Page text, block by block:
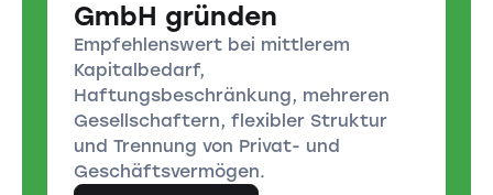
GmbH gründen
Empfehlenswert bei mittlerem
Kapitalbedarf,
Haftungsbeschränkung, mehreren
Gesellschaftern, flexibler Struktur
und Trennung von Privat- und
Geschäftsvermögen.